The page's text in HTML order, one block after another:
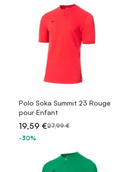
Polo Soka Summit 23 Rouge
pour Enfant
19,59 €27,99 €
-30%